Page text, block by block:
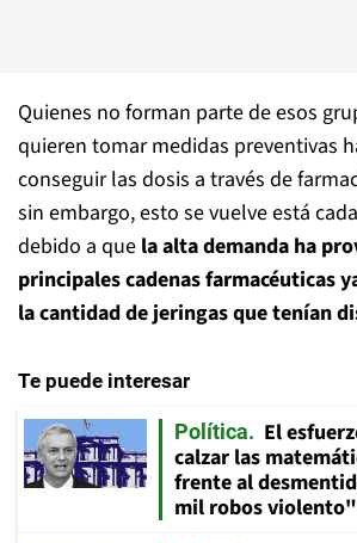
Quienes no forman parte de esos
quieren tomar medidas preventivas
conseguir las dosis a través de
sin embargo, esto se vuelve está
debido a que la alta demanda ha
principales cadenas farmacéuticas
la cantidad de jeringas que tenían
Te puede interesar
Política
El
calzar las
frente al
mil robos violento"